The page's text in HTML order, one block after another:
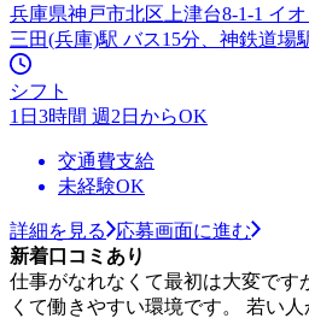
兵庫県神戸市北区上津台8-1-1 イ
三田(兵庫)駅 バス15分、神鉄道場
シフト
1日3時間 週2日からOK
交通費支給
未経験OK
詳細を見る
応募画面に進む
新着口コミあり
仕事がなれなくて最初は大変です
くて働きやすい環境です。 若い